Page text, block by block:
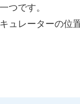
つです。
ュレーターの位